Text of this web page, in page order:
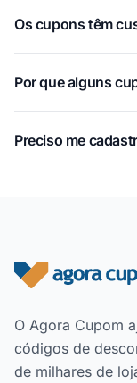
Os cupons têm
Por que alguns
Preciso me
Rodapé do
O Agora Cupom
códigos de
de milhares de